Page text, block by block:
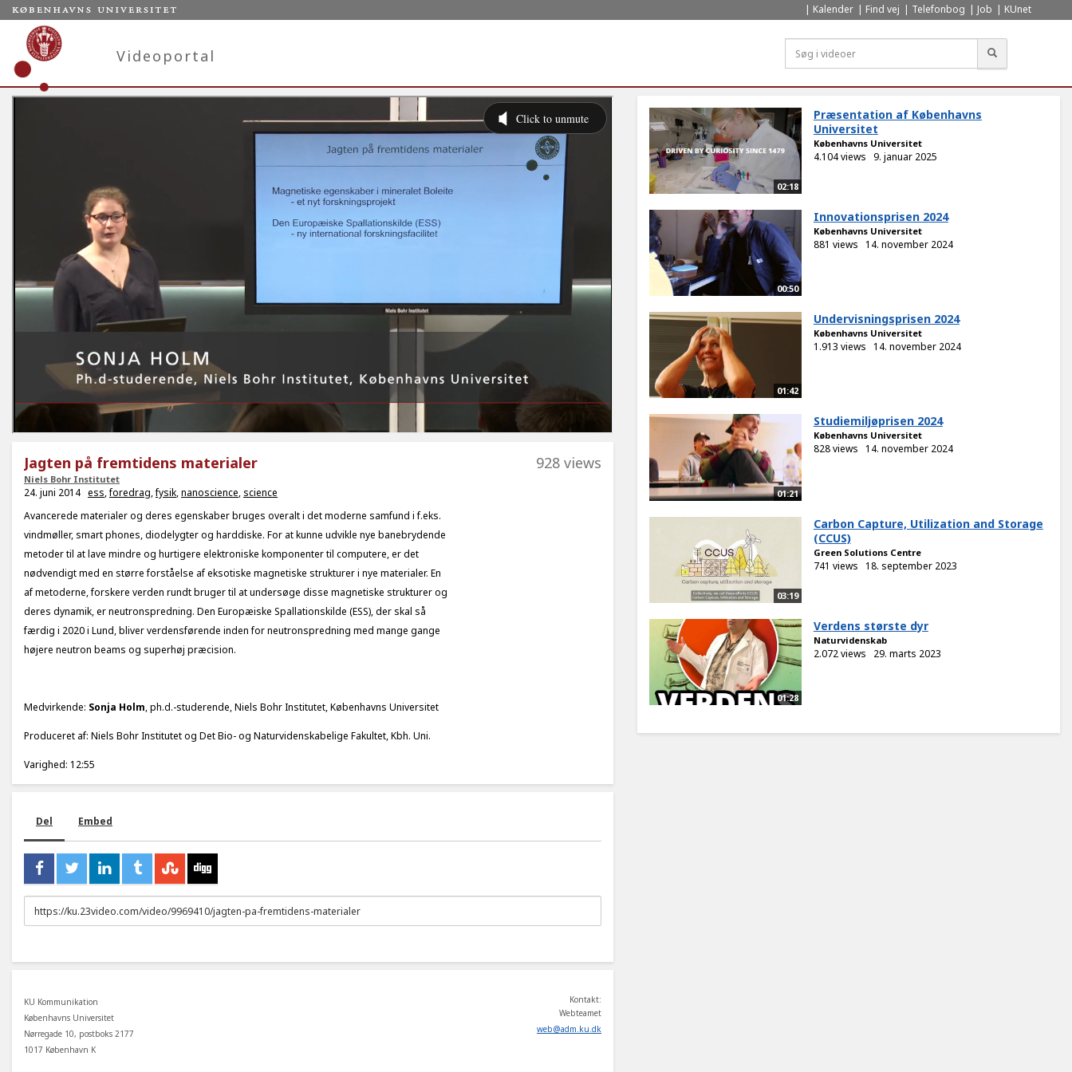
Kalender Find vej Telefonbog Job KUnet
Videoportal
Jagten på fremtidens materialer
Niels Bohr Institutet
928 views
24. juni 2014 ess,foredrag,fysik,nanoscience, science
Avancerede materialer og deres egenskaber bruges overalt i det moderne samfund i f.eks.
vindmøller, smart phones, diodelygter og harddiske. For at kunne udvikle nye banebrydende
metoder til at lave mindre og hurtigere elektroniske komponenter til computere, er det
nødvendigt med en større forståelse af eksotiske magnetiske strukturer i nye materialer. En
af metoderne, forskere verden rundt bruger til at undersøge disse magnetiske strukturer og
deres dynamik, er neutronspredning. Den Europæiske Spallationskilde (ESS), der skal så
færdig i 2020 i Lund, bliver verdensførende inden for neutronspredning med mange gange
højere neutron beams og superhøj præcision.
Medvirkende: Sonja Holm, ph.d.-studerende, Niels Bohr Institutet, Københavns Universitet
Produceret af: Niels Bohr Institutet og Det Bio- og Naturvidenskabelige Fakultet, Kbh. Uni.
Varighed: 12:55
Del Embed
URL
to
KU Kommunikation
Københavns Universitet
Nørregade 10, postboks 2177
1017 København K
Kontakt:
Webteamet
web@adm.ku.dk
02:18
Præsentation af Københavns
Universitet
Københavns Universitet
4.104 views 9. januar 2025
00:50
Innovationsprisen 2024
Københavns Universitet
881 views 14. november 2024
01:42
Undervisningsprisen 2024
Københavns Universitet
1.913 views 14. november 2024
01:21
Studiemiljøprisen 2024
Københavns Universitet
828 views 14. november 2024
03:19
Carbon Capture, Utilization and Storage
(CCUS)
Green Solutions Centre
741 views 18. september 2023
01:28
Verdens største dyr
Naturvidenskab
2.072 views 29. marts 2023